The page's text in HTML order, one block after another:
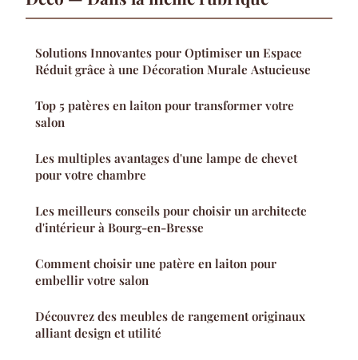
Solutions Innovantes pour Optimiser un Espace
Réduit grâce à une Décoration Murale Astucieuse
Top 5 patères en laiton pour transformer votre
salon
Les multiples avantages d'une lampe de chevet
pour votre chambre
Les meilleurs conseils pour choisir un architecte
d'intérieur à Bourg-en-Bresse
Comment choisir une patère en laiton pour
embellir votre salon
Découvrez des meubles de rangement originaux
alliant design et utilité